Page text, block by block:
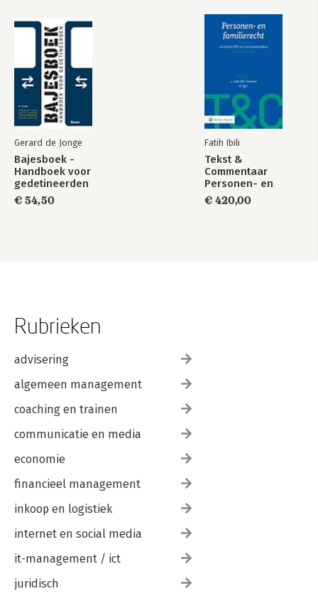
Gerard de Jonge
Bajesboek -
Handboek voor
gedetineerden
€ 54,50
Fatih Ibili
Tekst &
Commentaar
Personen- en
Familierecht
€ 420,00
Rubrieken
advisering
algemeen management
coaching en trainen
communicatie en media
economie
financieel management
inkoop en logistiek
internet en social media
it-management / ict
juridisch